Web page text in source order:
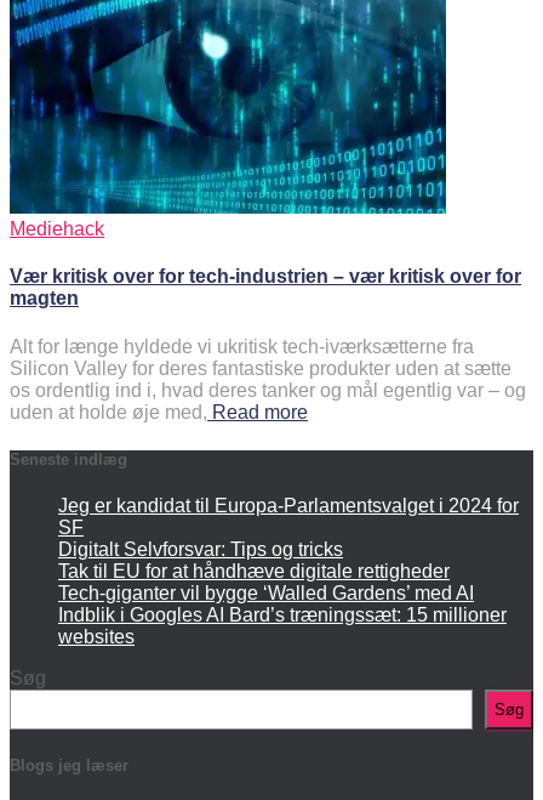
Mediehack
Vær kritisk over for tech-industrien – vær kritisk over for
magten
Alt for længe hyldede vi ukritisk tech-iværksætterne fra
Silicon Valley for deres fantastiske produkter uden at sætte
os ordentlig ind i, hvad deres tanker og mål egentlig var – og
uden at holde øje med, Read more
Seneste indlæg
Jeg er kandidat til Europa-Parlamentsvalget i 2024 for
SF
Digitalt Selvforsvar: Tips og tricks
Tak til EU for at håndhæve digitale rettigheder
Tech-giganter vil bygge ‘Walled Gardens’ med AI
Indblik i Googles AI Bard’s træningssæt: 15 millioner
websites
Søg
Søg
Blogs jeg læser